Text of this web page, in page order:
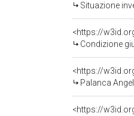
Situazione
Condizione
<https://
Palanca
<https://